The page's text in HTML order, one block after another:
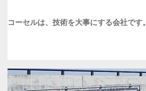
コーセルは、技術を大事にする会社です。